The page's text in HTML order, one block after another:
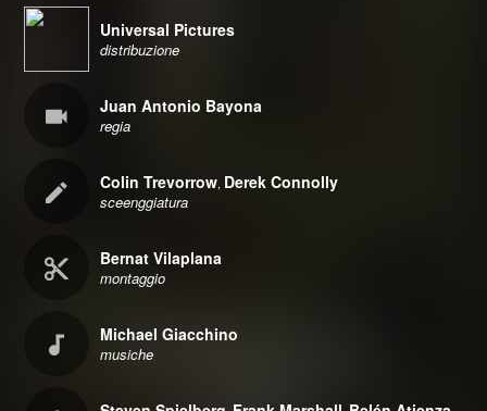
Universal Pictures
distribuzione
Juan Antonio Bayona
regia
Colin Trevorrow, Derek Connolly
sceenggiatura
Bernat Vilaplana
montaggio
Michael Giacchino
musiche